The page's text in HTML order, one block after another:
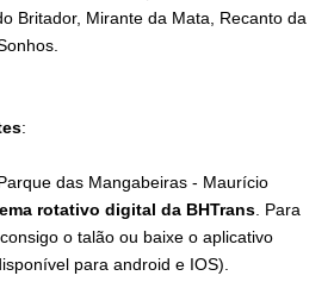
Britador, Mirante da Mata, Recanto da
:
das Mangabeiras - Maurício
rotativo digital da BHTrans . Para
o talão ou baixe o aplicativo
para android e IOS).